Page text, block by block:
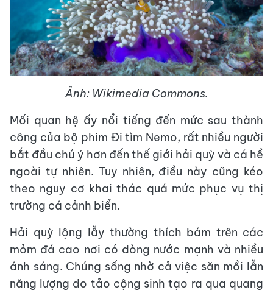
Ảnh: Wikimedia Commons.
Mối quan hệ ấy nổi tiếng đến mức sau thành
công của bộ phim Đi tìm Nemo, rất nhiều người
bắt đầu chú ý hơn đến thế giới hải quỳ và cá hề
ngoài tự nhiên. Tuy nhiên, điều này cũng kéo
theo nguy cơ khai thác quá mức phục vụ thị
trường cá cảnh biển.
Hải quỳ lộng lẫy thường thích bám trên các
mỏm đá cao nơi có dòng nước mạnh và nhiều
ánh sáng. Chúng sống nhờ cả việc săn mồi lẫn
năng lượng do tảo cộng sinh tạo ra qua quang